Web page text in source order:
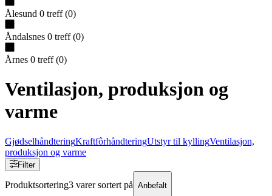
Ålesund 0 treff (0)
Åndalsnes 0 treff (0)
Årnes 0 treff (0)
Ventilasjon, produksjon og
varme
GjødselhåndteringKraftfôrhåndteringUtstyr til kyllingVentilasjon,
produksjon og varme
Filter
Produktsortering3 varer sortert på Anbefalt